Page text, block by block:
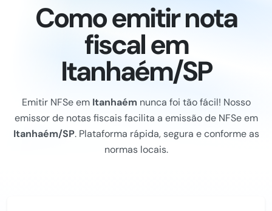
Como emitir nota
fiscal em
Itanhaém/SP
Emitir NFSe em Itanhaém nunca foi tão fácil! Nosso
emissor de notas fiscais facilita a emissão de NFSe em
Itanhaém/SP. Plataforma rápida, segura e conforme as
normas locais.